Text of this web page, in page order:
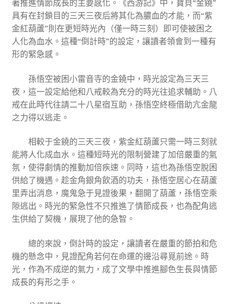
著推進情節成長的主要感化。《西游記》中，寶貝“金鐃”
具有在封鎖目的三天三夜后將其化為膿血的才能，而“紫
金紅葫蘆”則在更短時光內（僅一時三刻）即可使被困之
人化為血水。這種“倒計時”的設定，讓讀者領會到一種有
形的緊急感。
孫悟空被困小雷音寺的金鐃中，時光設定為三天三
夜，這一設定給他和八戒較為充分的時光往追求輔助。八
戒在此時代往請二十八星宿互助，孫悟空終極借助亢金龍
之力得以逃走。
相較于金鐃的三天三夜，紫金紅葫蘆只需一時三刻就
能將人化成血水。這種短時光的限制營建了加倍嚴重的氣
氛，使得劇情的推動加倍疾速。同時，這也為孫悟空脫困
供給了機遇。趁金角銀角飲酒的功夫，孫悟空居心在葫蘆
里弄出消息，魔鬼急于見證後果，翻開了葫蘆，孫悟空乘
隙逃出。時光的緊急性不只推進了情節成長，也為配角逃
生供給了契機，展現了他的急智。
總的來說，倒計時的設定，讓讀者在嚴重的節拍和危
機的懸念中，見證配角若何在命運的邊沿尋覓前途。時
光，作為不成逆的氣力，成了文學中推進腳色生長與情節
成長的有形之手。